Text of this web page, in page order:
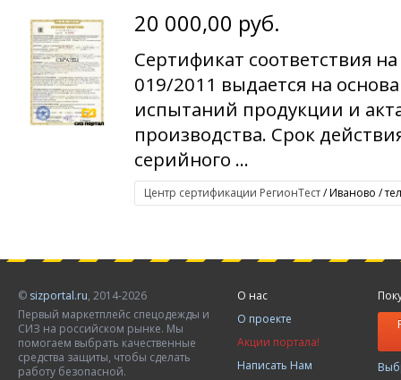
20 000,00 руб.
Сертификат соответствия
019/2011 выдается на
испытаний продукции и
производства. Срок
серийного ...
Центр сертификации РегионТест/ Иваново /
© sizportal.ru, 2014-2026
Первый маркетплейс спецодежды и
СИЗ на российском рынке. Мы
помогаем выбрать качественные
средства защиты, чтобы сделать
работу безопасной.
О нас
О проекте
Акции портала!
Написать Нам